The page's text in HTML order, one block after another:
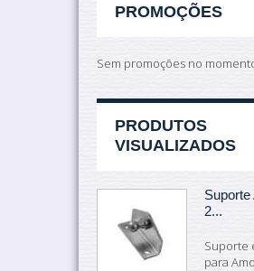
PROMOÇÕES
Sem promoções no
PRODUTOS
VISUALIZADOS
Suporte
2...
Suporte
para